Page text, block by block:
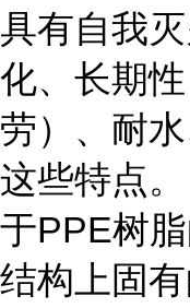
具有自我
化、长期
劳）、耐
这些特点
于PPE树
结构上固